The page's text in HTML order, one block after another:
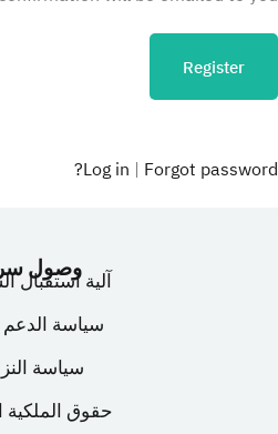
Log in | Forgot password?
وصول
آلية استقبال
سياسة الدعم
سياسة
حقوق الملكية